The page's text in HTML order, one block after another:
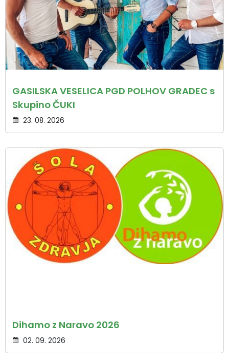
GASILSKA VESELICA PGD POLHOV GRADEC s
Skupino ČUKI
23. 08. 2026
Dihamo z Naravo 2026
02. 09. 2026